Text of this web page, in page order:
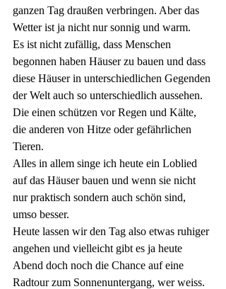
ganzen Tag draußen verbringen. Aber das
Wetter ist ja nicht nur sonnig und warm.
Es ist nicht zufällig, dass Menschen
begonnen haben Häuser zu bauen und dass
diese Häuser in unterschiedlichen Gegenden
der Welt auch so unterschiedlich aussehen.
Die einen schützen vor Regen und Kälte,
die anderen von Hitze oder gefährlichen
Tieren.
Alles in allem singe ich heute ein Loblied
auf das Häuser bauen und wenn sie nicht
nur praktisch sondern auch schön sind,
umso besser.
Heute lassen wir den Tag also etwas ruhiger
angehen und vielleicht gibt es ja heute
Abend doch noch die Chance auf eine
Radtour zum Sonnenuntergang, wer weiss.